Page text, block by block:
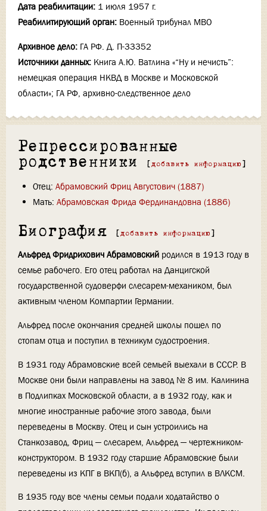
Дата реабилитации: 1 июля 1957 г.
Реабилитирующий орган: Военный трибунал МВО
Архивное дело: ГА РФ. Д. П-33352
Источники данных: Книга А.Ю. Ватлина «“Ну и нечисть”:
немецкая операция НКВД в Москве и Московской
области»; ГА РФ, архивно-следственное дело
Репрессированные
родственники
[ добавить информацию ]
Отец: Абрамовский Фриц Августович (1887)
Мать: Абрамовская Фрида Фердинандовна (1886)
Биография [ добавить информацию ]
Альфред Фридрихович Абрамовский родился в 1913 году в
семье рабочего. Его отец работал на Данцигской
государственной судоверфи слесарем-механиком, был
активным членом Компартии Германии.
Альфред после окончания средней школы пошел по
стопам отца и поступил в техникум судостроения.
В 1931 году Абрамовские всей семьей выехали в СССР. В
Москве они были направлены на завод № 8 им. Калинина
в Подлипках Московской области, а в 1932 году, как и
многие иностранные рабочие этого завода, были
переведены в Москву. Отец и сын устроились на
Станкозавод, Фриц — слесарем, Альфред — чертежником-
конструктором. В 1932 году старшие Абрамовские были
переведены из КПГ в ВКП(б), а Альфред вступил в ВЛКСМ.
В 1935 году все члены семьи подали ходатайство о